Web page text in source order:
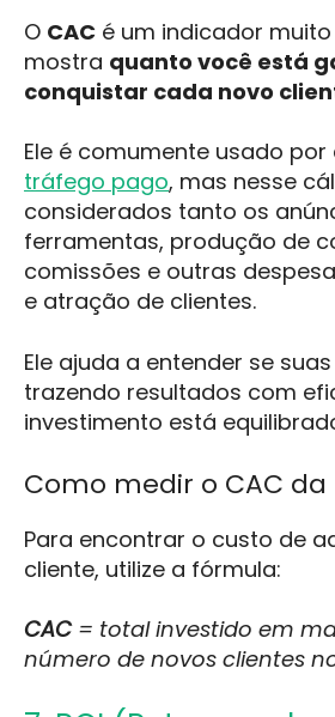
O CAC é um indicador
mostra quanto você está
conquistar cada novo
Ele é comumente usado por
tráfego pago, mas nesse
considerados tanto os
ferramentas, produção de
comissões e outras
e atração de clientes.
Ele ajuda a entender se
trazendo resultados com
investimento está
Como medir o CAC
Para encontrar o custo de
cliente, utilize a fórmula:
CAC= total investido em
número de novos clientes